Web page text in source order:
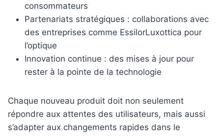
consommateurs
Partenariats stratégiques : collaborations avec
des entreprises comme EssilorLuxottica pour
l’optique
Innovation continue : des mises à jour pour
rester à la pointe de la technologie
Chaque nouveau produit doit non seulement
répondre aux attentes des utilisateurs, mais aussi
s’adapter aux changements rapides dans le